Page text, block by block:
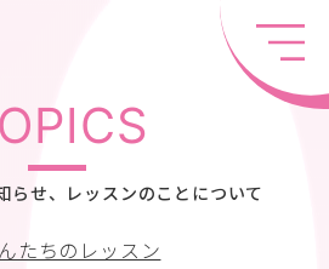
らせ、レッスンのことについて
たちのレッスン